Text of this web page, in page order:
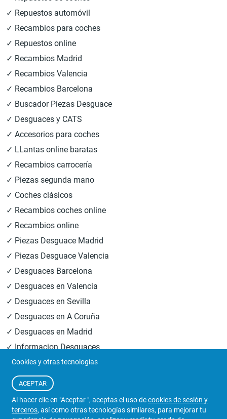
✓ Repuestos automóvil
✓ Recambios para coches
✓ Repuestos online
✓ Recambios Madrid
✓ Recambios Valencia
✓ Recambios Barcelona
✓ Buscador Piezas Desguace
✓ Desguaces y CATS
✓ Accesorios para coches
✓ LLantas online baratas
✓ Recambios carrocería
✓ Piezas segunda mano
✓ Coches clásicos
✓ Recambios coches online
✓ Recambios online
✓ Piezas Desguace Madrid
✓ Piezas Desguace Valencia
✓ Desguaces Barcelona
✓ Desguaces en Valencia
✓ Desguaces en Sevilla
✓ Desguaces en A Coruña
✓ Desguaces en Madrid
✓ Informacion Desguaces
© 2026Central Desguaces Europiezas
reservados.
Cookies y otras tecnologías
ACEPTAR
Al hacer clic en "Aceptar ", aceptas el uso decookies de sesión y
terceros, así como otras tecnologías similares, para mejorar tu